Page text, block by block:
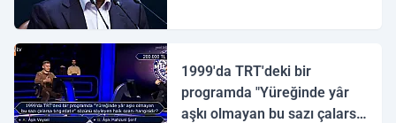
1999'da TRT'deki bir
programda "Yüreğinde yâr
aşkı olmayan bu sazı çalarsa